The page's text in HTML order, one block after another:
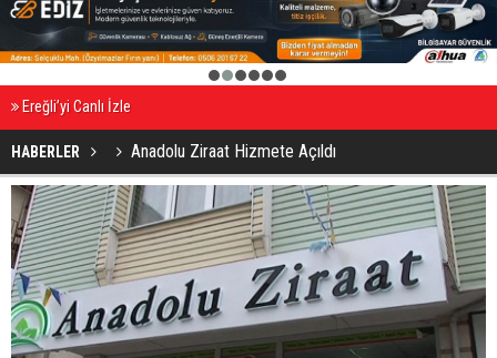
2 3 4 5 6
Ereğli’yi Canlı İzle
HABERLER Anadolu Ziraat Hizmete Açıldı